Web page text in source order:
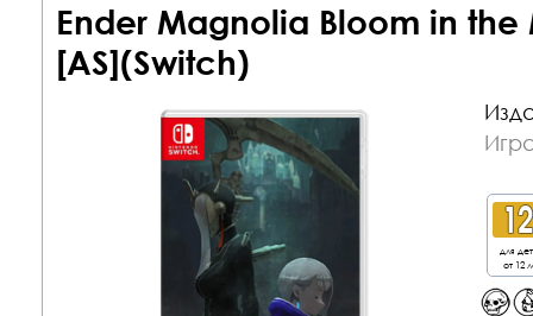
Ender Magnolia Bloom in the
[AS](Switch)
для
от 12